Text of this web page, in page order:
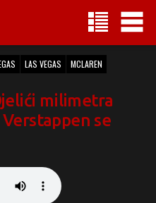
LAS VEGAS MCLAREN
milimetra
se